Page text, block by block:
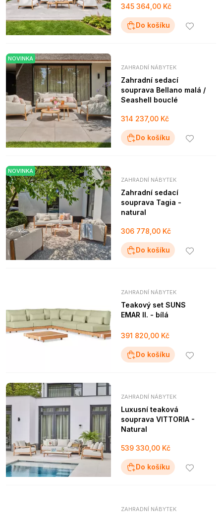
345 364,00 Kč
Do košíku
NOVINKA
ZAHRADNÍ NÁBYTEK
Zahradní sedací
souprava Bellano malá /
Seashell bouclé
314 237,00 Kč
Do košíku
NOVINKA
ZAHRADNÍ NÁBYTEK
Zahradní sedací
souprava Tagia -
natural
306 778,00 Kč
Do košíku
ZAHRADNÍ NÁBYTEK
Teakový set SUNS
EMAR II. - bílá
391 820,00 Kč
Do košíku
ZAHRADNÍ NÁBYTEK
Luxusní teaková
souprava VITTORIA -
Natural
539 330,00 Kč
Do košíku
ZAHRADNÍ NÁBYTEK